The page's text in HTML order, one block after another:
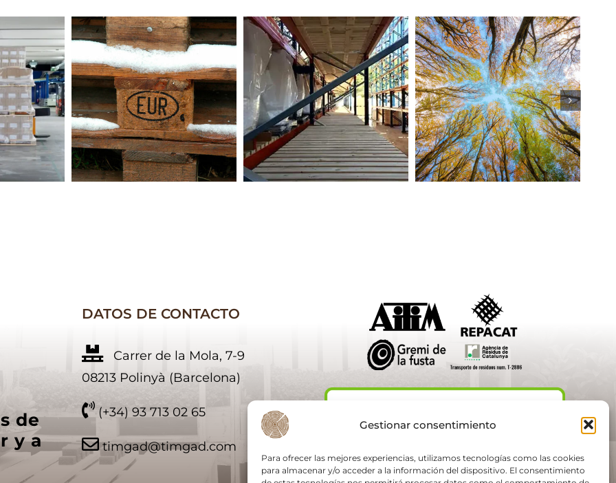
Gestionar consentimiento
Para ofrecer las mejores experiencias, utilizamos tecnologías como las cookies
para almacenar y/o acceder a la información del dispositivo. El consentimiento
Marcaje y
trazabilidad en palets
de madera: garantía
de control y
cumplimiento
Cómo almacenar
palés más pequeños
que el rack selectivo
¿Qué son las
maderas frondosas y
para qué se utilizan?
de
y a
DATOS DE CONTACTO
Carrer de la Mola, 7-9
08213 Polinyà (Barcelona)
(+34) 93 713 02 65
timgad@timgad.com